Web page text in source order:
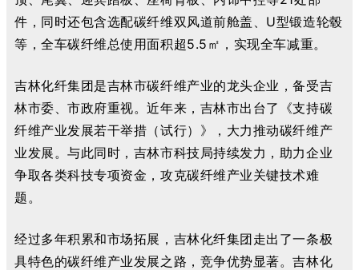
件，同时还包含选配碳纤维双风道前舱盖、U型锻造轮毂
等，全车碳纤维总使用面积超5.5㎡，实现全车减重。
吉林化纤集团是吉林市碳纤维产业的龙头企业，备受吉
林市委、市政府重视。近年来，吉林市出台了《支持碳
纤维产业发展若干举措（试行）》，大力推动碳纤维产
业发展。与此同时，吉林市科技局持续发力，助力企业
争取各类科技专项资金，攻克碳纤维产业关键技术难
题。
经过多年积累和市场拓展，吉林化纤集团走出了一条极
具特色的碳纤维产业发展之路，竞争优势显著。吉林化